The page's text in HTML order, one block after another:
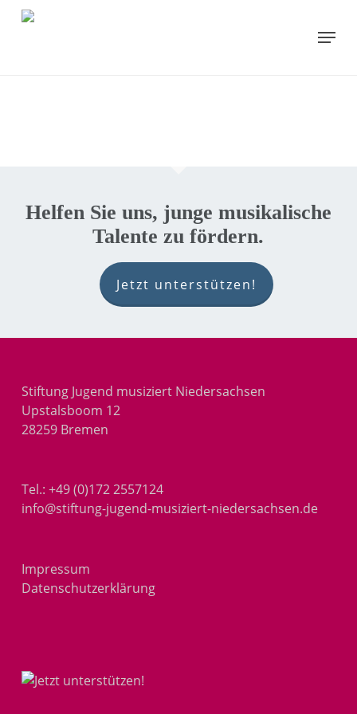
Skip
Menu
Helfen Sie uns, junge musikalische
Talente zu fördern.
Jetzt unterstützen!
Stiftung Jugend musiziert Niedersachsen
Upstalsboom 12
28259 Bremen
Tel.: +49 (0)172 2557124
info@stiftung-jugend-musiziert-niedersachsen.de
Impressum
Datenschutzerklärung